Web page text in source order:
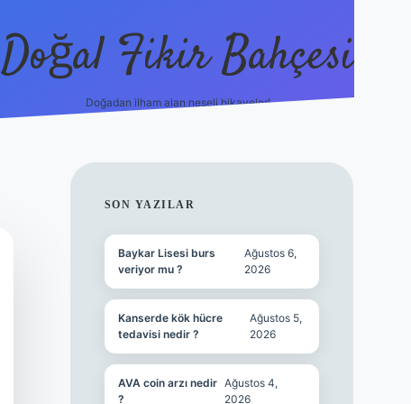
Doğal Fikir Bahçesi
Doğadan ilham alan neşeli hikayeler!
SIDEBAR
SON YAZILAR
Baykar Lisesi burs
veriyor mu ?
Ağustos 6,
2026
Kanserde kök hücre
tedavisi nedir ?
Ağustos 5,
2026
AVA coin arzı nedir
?
Ağustos 4,
2026